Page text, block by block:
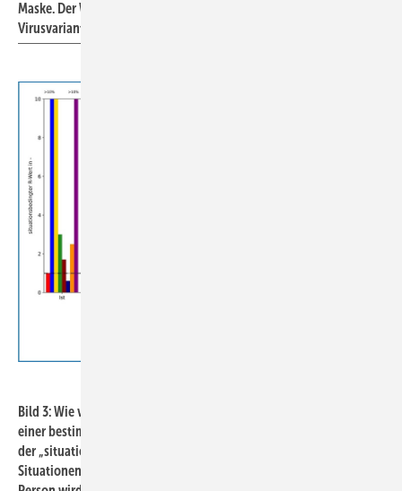
Maske. Der Wert von x
Virusvariante.
Bild 3: Wie viele weitere Personen kann eine infizierte Person in
einer bestimmten Situation im Durchschnitt infizieren? Dies gibt
der „situationsbedingte R-Wert“ an. Hier ist er für verschiedene
Situationen und mögliche Maßnahmen dargestellt. Die infizierte